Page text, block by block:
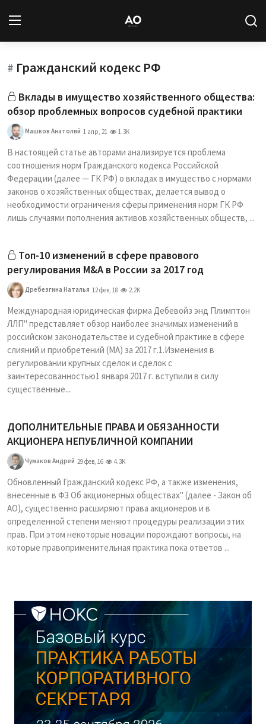
Вход Регистрация
Новости
Статьи
Авторы
Архив
База знаний
# Гражданский кодекс РФ
Вклады в имущество хозяйственного общества:
обзор проблемных вопросов судебной практики
Машков Анатолий 1 апр, 21 1.3K
В настоящей статье авторами анализируется проблема
соотношения норм Гражданского кодекса Российской
Федерации (далее — ГК РФ) о вкладах в имущество с нормами
законов о хозяйственных обществах, делается вывод о
необходимости ограничения сферы применения норм ГК РФ
лишь случаями пополнения активов хозяйственных обществ, ...
Топ-10 изменений в сфере правового
регулирования M&A в России за 2017 год
Дребезгина Наталья 12 фев, 18 2.2K
Международная юридическая фирма Дебевойз энд Плимптон
ЛЛП" представляет обзор наиболее значимых изменений в
российском законодательстве и судебной практике в сфере
слияний и приобретений (MA) за 2017 г.1.Изменения в
регулировании крупных сделок и сделок с
заинтересованностью1 января 2017 г. вступили в силу
существенные...
ДОПОЛНИТЕЛЬНЫЕ ПРАВА И ОБЯЗАННОСТИ
АКЦИОНЕРА НЕПУБЛИЧНОЙ КОМПАНИИ
Чумаков Андрей 29 фев, 16 4.3K
Обновленный Гражданский кодекс РФ, а также изменения,
внесенные в ФЗ Об акционерных обществах" (далее - Закон об
АО), существенно расширяют права акционеров и в
определенной степени меняют процедуры реализации этих
прав. При этом некоторые новации порождают вопросы, на
которые правоприменительная практика пока ответов ...